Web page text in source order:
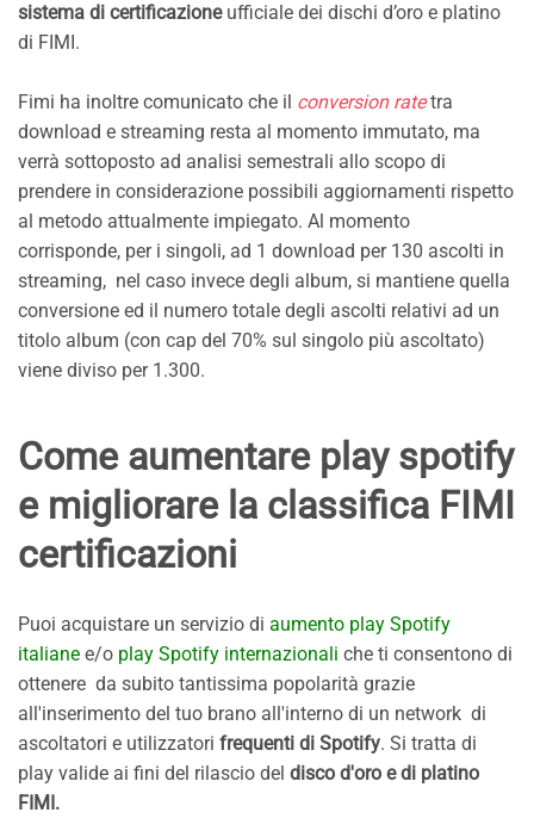
sistema di certificazioneufficiale dei dischi d’oro e platino
di FIMI.
Fimi ha inoltre comunicato che il conversion ratetra
download e streaming resta al momento immutato, ma
verrà sottoposto ad analisi semestrali allo scopo di
prendere in considerazione possibili aggiornamenti rispetto
al metodo attualmente impiegato. Al momento
corrisponde, per i singoli, ad 1 download per 130 ascolti in
streaming, nel caso invece degli album, si mantiene quella
conversione ed il numero totale degli ascolti relativi ad un
titolo album (con cap del 70% sul singolo più ascoltato)
viene diviso per 1.300.
Come aumentare play spotify
e migliorare la classifica FIMI
certificazioni
Puoi acquistare un servizio di aumento play Spotify
italiane e/o play Spotify internazionali che ti consentono di
ottenere da subito tantissima popolarità grazie
all'inserimento del tuo brano all'interno di un network di
ascoltatori e utilizzatori frequenti di Spotify. Si tratta di
play valide ai fini del rilascio del disco d'oro e di platino
FIMI.